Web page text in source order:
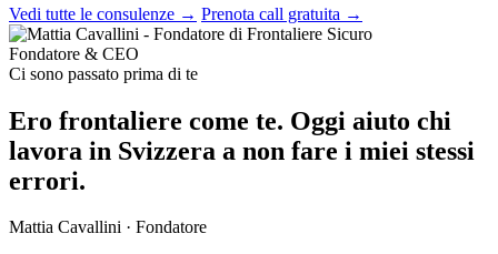
Vedi tutte le consulenze → Prenota call gratuita →
Fondatore & CEO
Ci sono passato prima di te
Ero frontaliere come te. Oggi aiuto chi
lavora in Svizzera a non fare i miei stessi
errori.
Mattia Cavallini · Fondatore